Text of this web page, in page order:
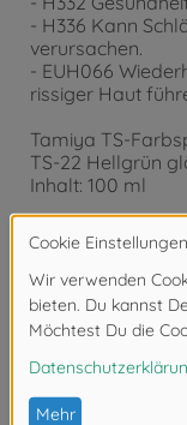
- H336 Kann
verursachen.
- EUH066
rissiger Haut
Tamiya TS-
TS-22 Hellgrün
Inhalt: 100 ml
Achtung!Nicht
Downloads